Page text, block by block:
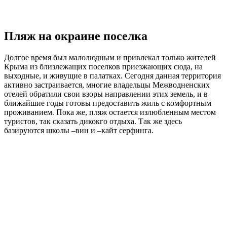
Пляж на окраине поселка
Долгое время был малолюдным и привлекал только жителей
Крыма из близлежащих поселков приезжающих сюда, на
выходные, и живущие в палатках. Сегодня данная территория
активно застраивается, многие владельцы Межводненских
отелей обратили свои взоры направлении этих земель, и в
ближайшие годы готовы предоставить жиль с комфортным
проживанием. Пока же, пляж остается излюбленным местом
туристов, так сказать дикокго отдыха. Так же здесь
базируются школы –вин и –кайт серфинга.